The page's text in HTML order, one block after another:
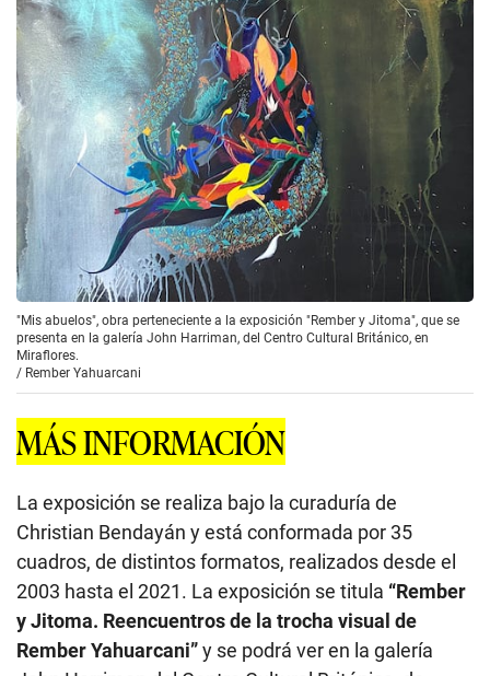
"Mis abuelos", obra perteneciente a la exposición "Rember y Jitoma", que se
presenta en la galería John Harriman, del Centro Cultural Británico, en
Miraflores.
/ Rember Yahuarcani
MÁS INFORMACIÓN
La exposición se realiza bajo la curaduría de
Christian Bendayán y está conformada por 35
cuadros, de distintos formatos, realizados desde el
2003 hasta el 2021. La exposición se titula “Rember
y Jitoma. Reencuentros de la trocha visual de
Rember Yahuarcani”y se podrá ver en la galería